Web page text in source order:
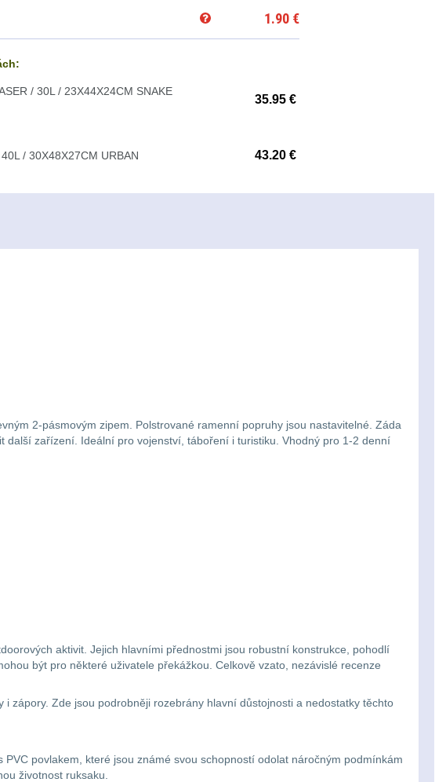
1.90 €
/ 30L / 23X44X24CM SNAKE
35.95 €
/ 30X48X27CM URBAN 43.20 €
2-pásmovým zipem. Polstrované ramenní popruhy jsou nastavitelné. Záda
zařízení. Ideální pro vojenství, táboření i turistiku. Vhodný pro 1-2 denní
aktivit. Jejich hlavními přednostmi jsou robustní konstrukce, pohodlí
být pro některé uživatele překážkou. Celkově vzato, nezávislé recenze
zápory. Zde jsou podrobněji rozebrány hlavní důstojnosti a nedostatky těchto
povlakem, které jsou známé svou schopností odolat náročným podmínkám
životnost ruksaku.